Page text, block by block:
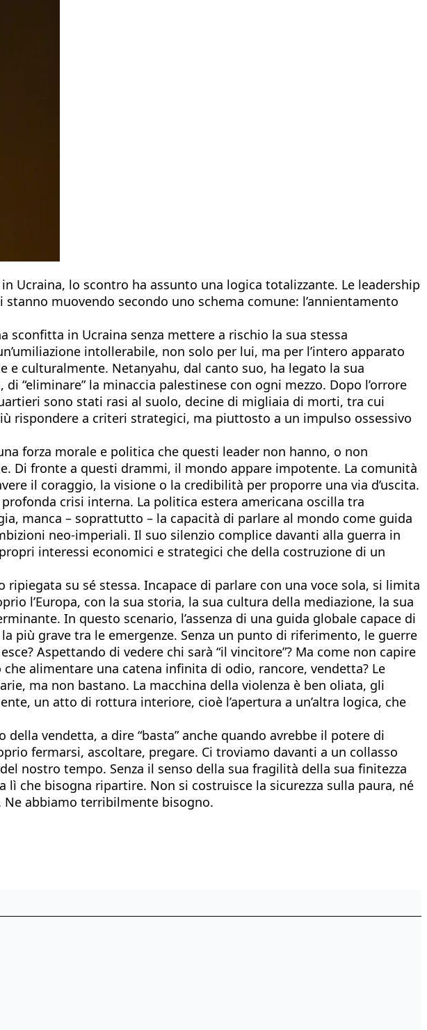
Ucraina, lo scontro ha assunto una logica totalizzante. Le leadership
muovendo secondo uno schema comune: l’annientamento
in Ucraina senza mettere a rischio la sua stessa
intollerabile, non solo per lui, ma per l’intero apparato
e culturalmente. Netanyahu, dal canto suo, ha legato la sua
“eliminare” la minaccia palestinese con ogni mezzo. Dopo l’orrore
sono stati rasi al suolo, decine di migliaia di morti, tra cui
rispondere a criteri strategici, ma piuttosto a un impulso ossessivo
forza morale e politica che questi leader non hanno, o non
Di fronte a questi drammi, il mondo appare impotente. La comunità
il coraggio, la visione o la credibilità per proporre una via d’uscita.
crisi interna. La politica estera americana oscilla tra
manca – soprattutto – la capacità di parlare al mondo come guida
neo-imperiali. Il suo silenzio complice davanti alla guerra in
interessi economici e strategici che della costruzione di un
su sé stessa. Incapace di parlare con una voce sola, si limita
l’Europa, con la sua storia, la sua cultura della mediazione, la sua
In questo scenario, l’assenza di una guida globale capace di
più grave tra le emergenze. Senza un punto di riferimento, le guerre
Aspettando di vedere chi sarà “il vincitore”? Ma come non capire
alimentare una catena infinita di odio, rancore, vendetta? Le
ma non bastano. La macchina della violenza è ben oliata, gli
un atto di rottura interiore, cioè l’apertura a un’altra logica, che
vendetta, a dire “basta” anche quando avrebbe il potere di
fermarsi, ascoltare, pregare. Ci troviamo davanti a un collasso
nostro tempo. Senza il senso della sua fragilità della sua finitezza
che bisogna ripartire. Non si costruisce la sicurezza sulla paura, né
abbiamo terribilmente bisogno.